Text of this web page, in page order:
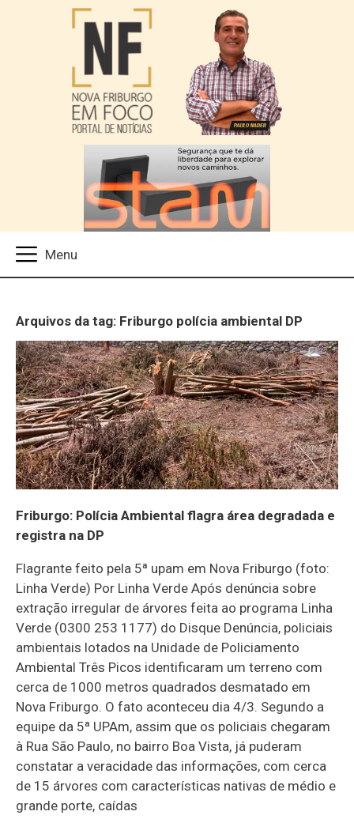
Arquivos da tag: Friburgo polícia ambiental DP
Friburgo: Polícia Ambiental flagra área degradada e
registra na DP
Flagrante feito pela 5ª upam em Nova Friburgo (foto:
Linha Verde) Por Linha Verde Após denúncia sobre
extração irregular de árvores feita ao programa Linha
Verde (0300 253 1177) do Disque Denúncia, policiais
ambientais lotados na Unidade de Policiamento
Ambiental Três Picos identificaram um terreno com
cerca de 1000 metros quadrados desmatado em
Nova Friburgo. O fato aconteceu dia 4/3. Segundo a
equipe da 5ª UPAm, assim que os policiais chegaram
à Rua São Paulo, no bairro Boa Vista, já puderam
constatar a veracidade das informações, com cerca
de 15 árvores com características nativas de médio e
grande porte, caídas